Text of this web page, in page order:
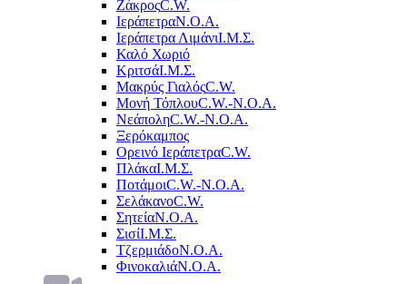
ΖάκροςC.W.
ΙεράπετραΝ.Ο.Α.
Ιεράπετρα ΛιμάνιΙ.Μ.Σ.
Καλό Χωριό
ΚριτσάΙ.Μ.Σ.
Μακρύς ΓιαλόςC.W.
Μονή ΤόπλουC.W.-Ν.Ο.Α.
ΝεάποληC.W.-Ν.Ο.Α.
Ξερόκαμπος
Ορεινό ΙεράπετραC.W.
ΠλάκαΙ.Μ.Σ.
ΠοτάμοιC.W.-Ν.Ο.Α.
ΣελάκανοC.W.
ΣητείαΝ.Ο.Α.
ΣισίΙ.Μ.Σ.
ΤζερμιάδοΝ.Ο.Α.
ΦινοκαλιάΝ.Ο.Α.